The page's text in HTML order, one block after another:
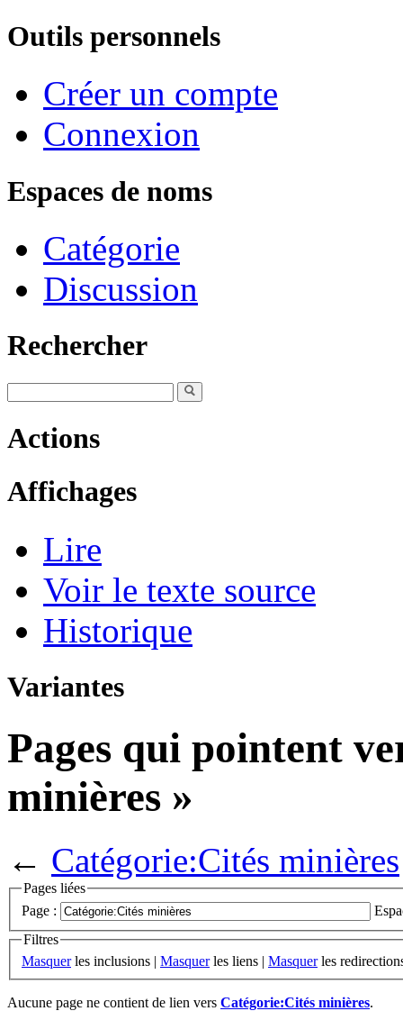
Outils personnels
Créer un compte
Connexion
Espaces de noms
Catégorie
Discussion
Rechercher
Actions
Affichages
Lire
Voir le texte source
Historique
Variantes
Pages qui pointent
minières »
← Catégorie:Cités minières
Pages liées
Page :
Filtres
Masquerles inclusions | Masquerles liens | Masquerles
Aucune page ne contient de lien vers Catégorie:Cités minières.